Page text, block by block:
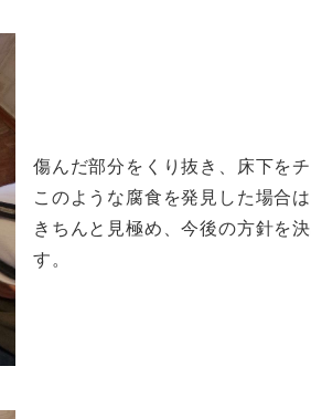
傷んだ部分をくり抜き、床下をチ
このような腐食を発見した場合
きちんと見極め、今後の方針を
す。